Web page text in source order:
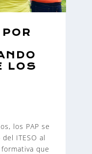
LOS
los PAP se
ITESO al
que